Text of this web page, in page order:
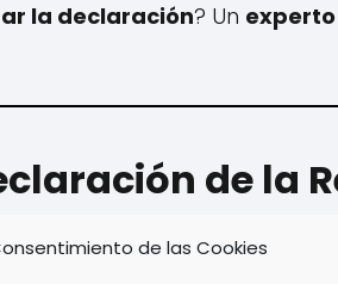
de las Cookies
la declaración? Un experto
de la
la declaración: